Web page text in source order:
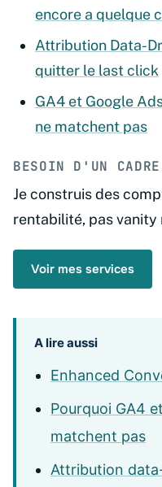
encore a quelque
Attribution Data-
quitter le last click
GA4 et Google
ne matchent pas
BESOIN D'UN
Je construis des
rentabilité, pas vanity
Voir mes services
A lire aussi
Enhanced
Pourquoi GA4
matchent pas
Attribution